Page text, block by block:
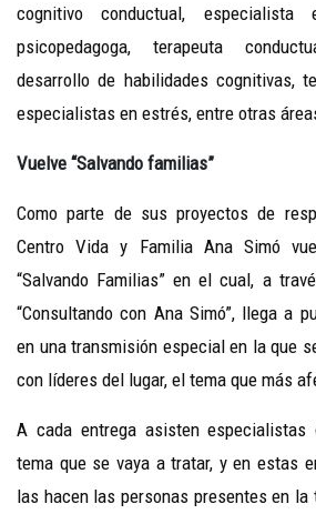
cognitivo conductual,
psicopedagoga, terapeuta
desarrollo de habilidades cognitivas,
especialistas en estrés, entre otras
Vuelve “Salvando familias”
Como parte de sus proyectos de
Centro Vida y Familia Ana Simó
“Salvando Familias” en el cual, a
“Consultando con Ana Simó”, llega a
en una transmisión especial en la que
con líderes del lugar, el tema que más
A cada entrega asisten especialistas
tema que se vaya a tratar, y en estas
las hacen las personas presentes en la